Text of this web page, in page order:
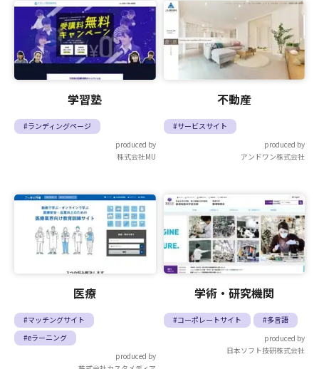
学習塾
#ランディングページ
produced by
株式会社MU
不動産
#サービスサイト
produced by
アンドワン株式会社
医療
#マッチングサイト
#eラーニング
produced by
学術・研究機関
#コーポレートサイト
#多言語
produced by
日本ソフト技研株式会社